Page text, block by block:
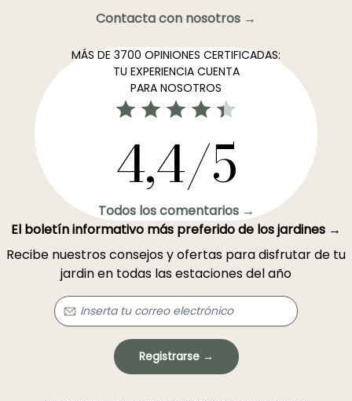
Contacta con nosotros →
MÁS DE 3700 OPINIONES CERTIFICADAS:
TU EXPERIENCIA CUENTA
PARA NOSOTROS
4,4/5
Todos los comentarios →
El boletín informativo más preferido de los jardines →
Recibe nuestros consejos y ofertas para disfrutar de tu
jardin en todas las estaciones del año
Registrarse →